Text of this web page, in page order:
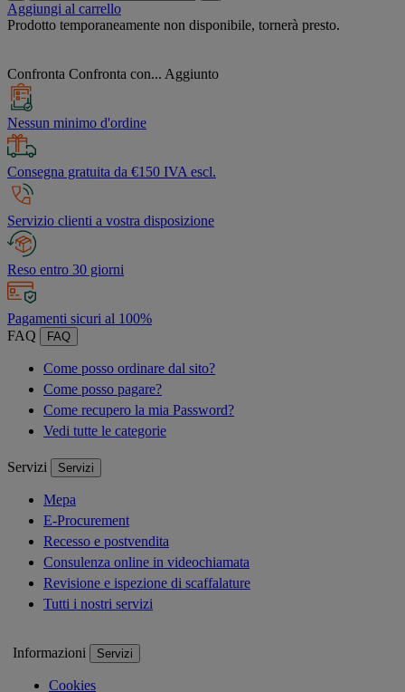
Aggiungi al carrello
Prodotto temporaneamente non disponibile, tornerà presto.
Confronta Confronta con... Aggiunto
Nessun minimo d'ordine
Consegna gratuita da €150 IVA escl.
Servizio clienti a vostra disposizione
Reso entro 30 giorni
Pagamenti sicuri al 100%
FAQ
FAQ
Come posso ordinare dal sito?
Come posso pagare?
Come recupero la mia Password?
Vedi tutte le categorie
Servizi Servizi
Mepa
E-Procurement
Recesso e postvendita
Consulenza online in videochiamata
Revisione e ispezione di scaffalature
Tutti i nostri servizi
Informazioni Servizi
Cookies